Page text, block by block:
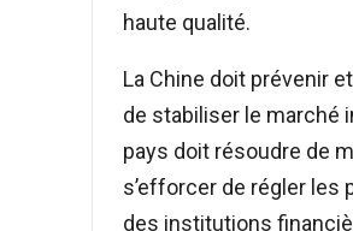
haute qualité.
La Chine doit prévenir
de stabiliser le marché
pays doit résoudre de
s’efforcer de régler
des institutions